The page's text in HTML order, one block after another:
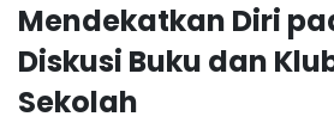
Mendekatkan Diri
Diskusi Buku dan
Sekolah